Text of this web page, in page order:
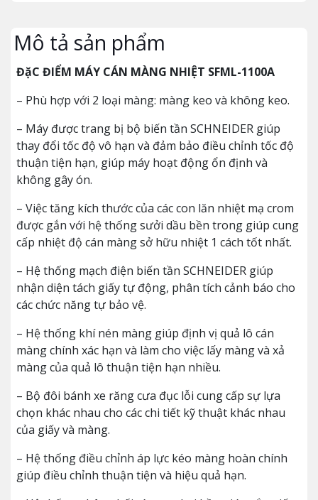
Mô tả sản phẩm
ĐặC ĐIỂM MÁY CÁN MÀNG NHIỆT SFML-1100A
– Phù hợp với 2 loại màng: màng keo và không keo.
– Máy được trang bị bộ biến tần SCHNEIDER giúp
thay đổi tốc độ vô hạn và đảm bảo điều chỉnh tốc độ
thuận tiện hạn, giúp máy hoạt động ổn định và
không gây ón.
– Việc tăng kích thước của các con lăn nhiệt mạ crom
được gắn với hệ thống sưởi dầu bền trong giúp cung
cấp nhiệt độ cán màng sở hữu nhiệt 1 cách tốt nhất.
– Hệ thống mạch điện biến tần SCHNEIDER giúp
nhận diện tách giấy tự động, phân tích cảnh báo cho
các chức năng tự bảo vệ.
– Hệ thống khí nén màng giúp định vị quả lô cán
màng chính xác hạn và làm cho việc lấy màng và xả
màng của quả lô thuận tiện hạn nhiều.
– Bộ đôi bánh xe răng cưa đục lỗi cung cấp sự lựa
chọn khác nhau cho các chi tiết kỹ thuật khác nhau
của giấy và màng.
– Hệ thống điều chỉnh áp lực kéo màng hoàn chính
giúp điều chỉnh thuận tiện và hiệu quả hạn.